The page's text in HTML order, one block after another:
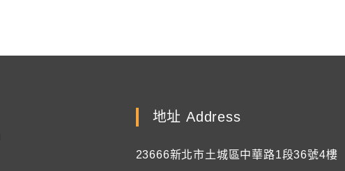
地址 Address
23666新北市土城區中華路1段36號4樓